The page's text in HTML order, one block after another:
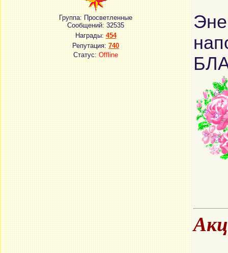
Группа: Просветленные
Сообщений:32535
Награды:454
Репутация:740
Статус:Offline